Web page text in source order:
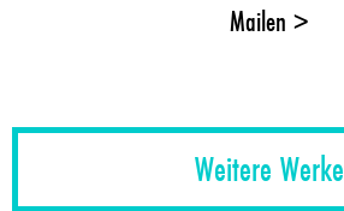
Mailen >
Weitere Werke